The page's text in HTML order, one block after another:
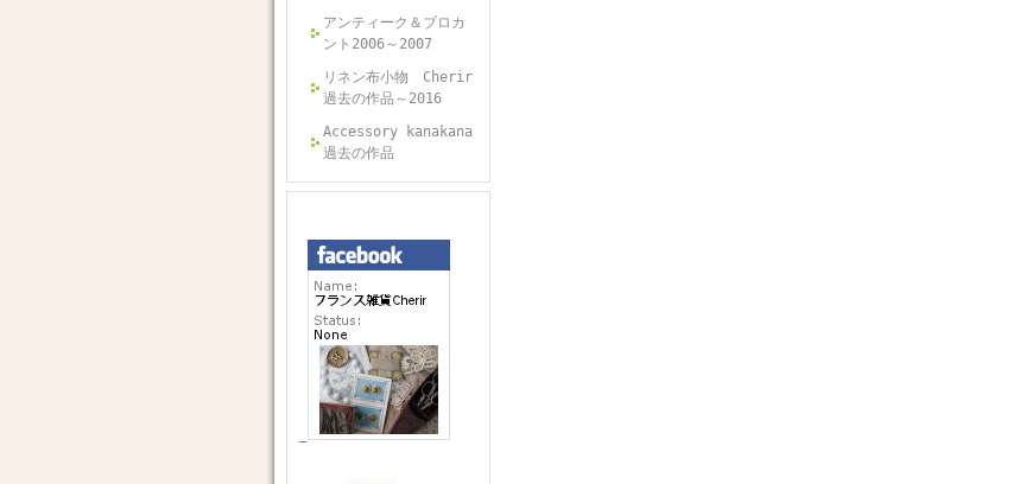
アンティーク＆ブロカ
ント2006～2007
リネン布小物 Cherir
過去の作品～2016
Accessory kanakana
過去の作品